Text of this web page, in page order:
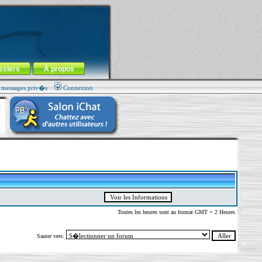
À propos
priv�s Connexion
Toutes les heures sont au format GMT + 2 Heures
Sauter vers: